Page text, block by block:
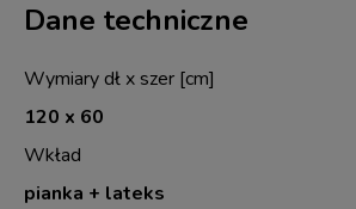
Dane techniczne
Wymiary dł x szer [cm]
120 x 60
Wkład
pianka + lateks